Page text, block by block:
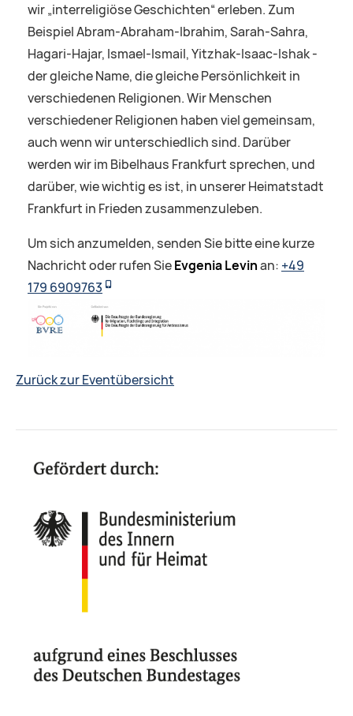
wir „interreligiöse Geschichten“ erleben. Zum
Beispiel Abram-Abraham-Ibrahim, Sarah-Sahra,
Hagari-Hajar, Ismael-Ismail, Yitzhak-Isaac-Ishak -
der gleiche Name, die gleiche Persönlichkeit in
verschiedenen Religionen. Wir Menschen
verschiedener Religionen haben viel gemeinsam,
auch wenn wir unterschiedlich sind. Darüber
werden wir im Bibelhaus Frankfurt sprechen, und
darüber, wie wichtig es ist, in unserer Heimatstadt
Frankfurt in Frieden zusammenzuleben.
Um sich anzumelden, senden Sie bitte eine kurze
Nachricht oder rufen SieEvgenia Levinan: +49
179 6909763
Zurück zur Eventübersicht